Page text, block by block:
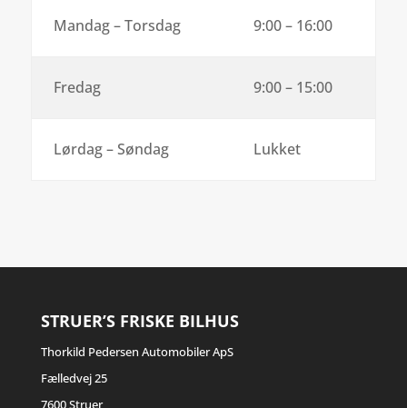
Mandag – Torsdag 9:00 – 16:00
Fredag 9:00 – 15:00
Lørdag – Søndag Lukket
STRUER’S FRISKE BILHUS
Thorkild Pedersen Automobiler ApS
Fælledvej 25
7600 Struer